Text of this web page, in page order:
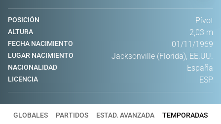
POSICIÓN Pívot
ALTURA 2,03 m
FECHA NACIMIENTO 01/11/1969
LUGAR NACIMIENTO Jacksonville (Florida), EE.UU.
NACIONALIDAD España
LICENCIA ESP
GLOBALES PARTIDOS ESTAD. AVANZADA TEMPORADAS